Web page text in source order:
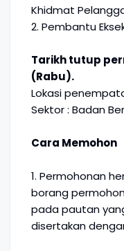
Khidmat
2. Pembantu
Tarikh tutup
(Rabu).
Lokasi
Sektor : Badan
Cara Memohon
1. Permohonan
borang
pada pautan
disertakan